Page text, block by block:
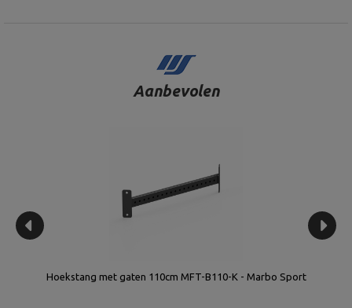
Aanbevolen
Hoekstang met gaten 110cm MFT-B110-K - Marbo Sport